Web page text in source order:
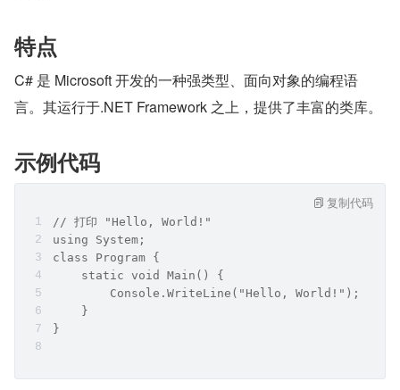
特点
C# 是 Microsoft 开发的一种强类型、面向对象的编程语
言。其运行于.NET Framework 之上，提供了丰富的类库。
示例代码
// 打印 "Hello, World!"
using System;
class Program {
    static void Main() {
        Console.WriteLine("Hello, World!");
    }
}
复制代码